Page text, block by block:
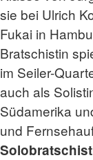
sie bei Ulrich
Fukai in
Bratschistin
im Seiler-
auch als
Südamerika
und